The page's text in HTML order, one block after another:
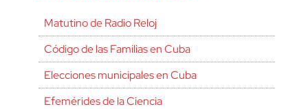
Matutino de Radio Reloj
Código de las Familias en Cuba
Elecciones municipales en Cuba
Efemérides de la Ciencia